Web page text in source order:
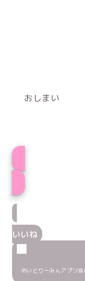
おしまい
いいね
めいどりーみんアプリ